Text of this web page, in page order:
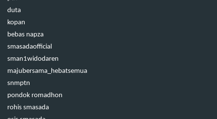
duta
kopan
bebas napza
smasadaofficial
sman1widodaren
majubersama_hebatsemua
snmptn
pondok romadhon
rohis smasada